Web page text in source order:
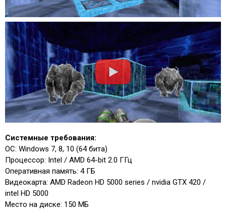
Системные требования:
ОС: Windows 7, 8, 10 (64 бита)
Процессор: Intel / AMD 64-bit 2.0 ГГц
Оперативная память: 4 ГБ
Видеокарта: AMD Radeon HD 5000 series / nvidia GTX 420 /
intel HD 5000
Место на диске: 150 МБ